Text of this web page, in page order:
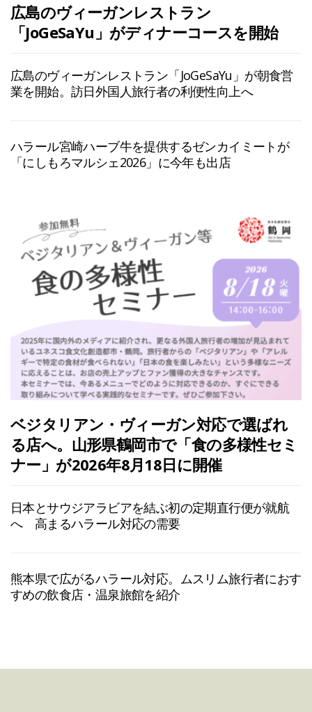
広島のヴィーガンレストラン
「JoGeSaYu」がディナーコースを開始
広島のヴィーガンレストラン「JoGeSaYu」が朝食営
業を開始。訪日外国人旅行者の利便性向上へ
ハラール宮崎ハーブ牛を提供するゼンカイミートが
「にしもろマルシェ2026」に今年も出店
ベジタリアン・ヴィーガン対応で選ばれ
る店へ。山形県鶴岡市で「食の多様性セミ
ナー」が2026年8月18日に開催
日本とサウジアラビアを結ぶ初の定期直行便が就航
へ 高まるハラール対応の需要
熊本県で広がるハラール対応。ムスリム旅行者におす
すめの飲食店・温泉旅館を紹介